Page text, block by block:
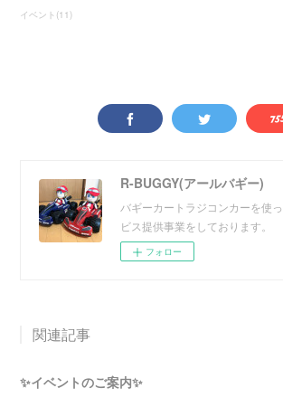
イベント (11)
R-BUGGY(アールバギー)
バギーカートラジコンカーを使
ビス提供事業をしております。
フォロー
関連記事
✨イベントのご案内✨